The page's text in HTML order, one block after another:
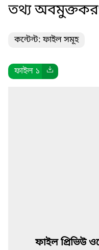
তথ্য
কন্টেন্ট: ফাইল সমূহ
ফাইল ১
ফাইল প্রিভিউ